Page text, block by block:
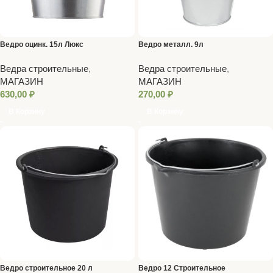
Ведро оцинк. 15л Люкс
Ведра строительные,
МАГАЗИН
630,00 ₽
Ведро металл. 9л
Ведра строительные,
МАГАЗИН
270,00 ₽
Ведро строительное 20 л Ведро 12 Строительное